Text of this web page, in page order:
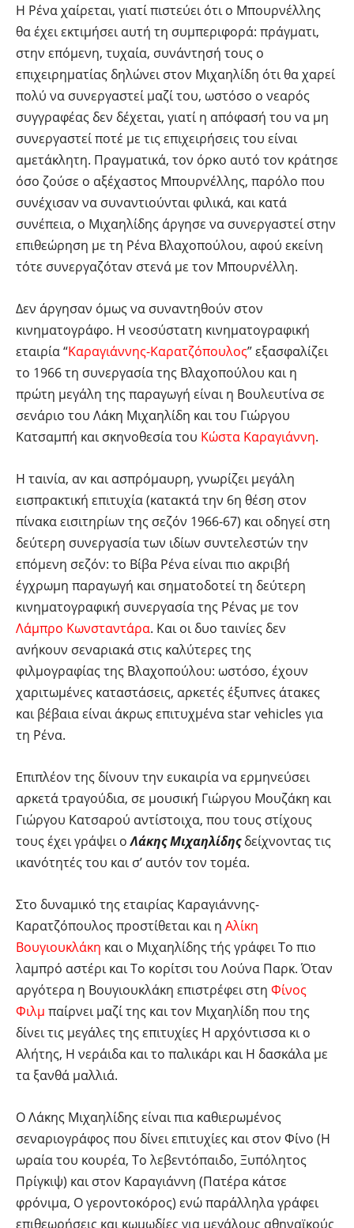
Η Ρένα χαίρεται, γιατί πιστεύει ότι ο Μπουρνέλλης
θα έχει εκτιμήσει αυτή τη συμπεριφορά: πράγματι,
στην επόμενη, τυχαία, συνάντησή τους ο
επιχειρηματίας δηλώνει στον Μιχαηλίδη ότι θα χαρεί
πολύ να συνεργαστεί μαζί του, ωστόσο ο νεαρός
συγγραφέας δεν δέχεται, γιατί η απόφασή του να μη
συνεργαστεί ποτέ με τις επιχειρήσεις του είναι
αμετάκλητη. Πραγματικά, τον όρκο αυτό τον κράτησε
όσο ζούσε ο αξέχαστος Μπουρνέλλης, παρόλο που
συνέχισαν να συναντιούνται φιλικά, και κατά
συνέπεια, ο Μιχαηλίδης άργησε να συνεργαστεί στην
επιθεώρηση με τη Ρένα Βλαχοπούλου, αφού εκείνη
τότε συνεργαζόταν στενά με τον Μπουρνέλλη.
Δεν άργησαν όμως να συναντηθούν στον
κινηματογράφο. Η νεοσύστατη κινηματογραφική
εταιρία “Καραγιάννης-Καρατζόπουλος” εξασφαλίζει
το 1966 τη συνεργασία της Βλαχοπούλου και η
πρώτη μεγάλη της παραγωγή είναι η Βουλευτίνα σε
σενάριο του Λάκη Μιχαηλίδη και του Γιώργου
Κατσαμπή και σκηνοθεσία του Κώστα Καραγιάννη.
Η ταινία, αν και ασπρόμαυρη, γνωρίζει μεγάλη
εισπρακτική επιτυχία (κατακτά την 6η θέση στον
πίνακα εισιτηρίων της σεζόν 1966-67) και οδηγεί στη
δεύτερη συνεργασία των ιδίων συντελεστών την
επόμενη σεζόν: το Βίβα Ρένα είναι πιο ακριβή
έγχρωμη παραγωγή και σηματοδοτεί τη δεύτερη
κινηματογραφική συνεργασία της Ρένας με τον
Λάμπρο Κωνσταντάρα. Και οι δυο ταινίες δεν
ανήκουν σεναριακά στις καλύτερες της
φιλμογραφίας της Βλαχοπούλου: ωστόσο, έχουν
χαριτωμένες καταστάσεις, αρκετές έξυπνες άτακες
και βέβαια είναι άκρως επιτυχμένα star vehicles για
τη Ρένα.
Επιπλέον της δίνουν την ευκαιρία να ερμηνεύσει
αρκετά τραγούδια, σε μουσική Γιώργου Μουζάκη και
Γιώργου Κατσαρού αντίστοιχα, που τους στίχους
τους έχει γράψει οΛάκης Μιχαηλίδηςδείχνοντας τις
ικανότητές του και σ’ αυτόν τον τομέα.
Στο δυναμικό της εταιρίας Καραγιάννης-
Καρατζόπουλος προστίθεται και η Αλίκη
Βουγιουκλάκη και ο Μιχαηλίδης τής γράφει Το πιο
λαμπρό αστέρι και Το κορίτσι του Λούνα Παρκ. Όταν
αργότερα η Βουγιουκλάκη επιστρέφει στη Φίνος
Φιλμ παίρνει μαζί της και τον Μιχαηλίδη που της
δίνει τις μεγάλες της επιτυχίες Η αρχόντισσα κι ο
Αλήτης, Η νεράιδα και το παλικάρι και Η δασκάλα με
τα ξανθά μαλλιά.
Ο Λάκης Μιχαηλίδης είναι πια καθιερωμένος
σεναριογράφος που δίνει επιτυχίες και στον Φίνο (Η
ωραία του κουρέα, Το λεβεντόπαιδο, Ξυπόλητος
Πρίγκιψ) και στον Καραγιάννη (Πατέρα κάτσε
φρόνιμα, Ο γεροντοκόρος) ενώ παράλληλα γράφει
επιθεωρήσεις και κωμωδίες για μεγάλους αθηναϊκούς